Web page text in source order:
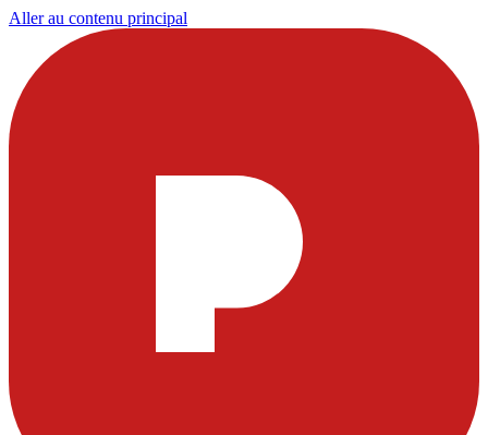
Aller au contenu principal